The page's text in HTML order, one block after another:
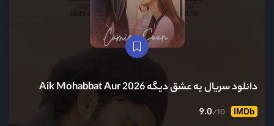
دانلود سریال یه عشق دیگه Aik Mohabbat Aur 2026
IMDb
9.0/10